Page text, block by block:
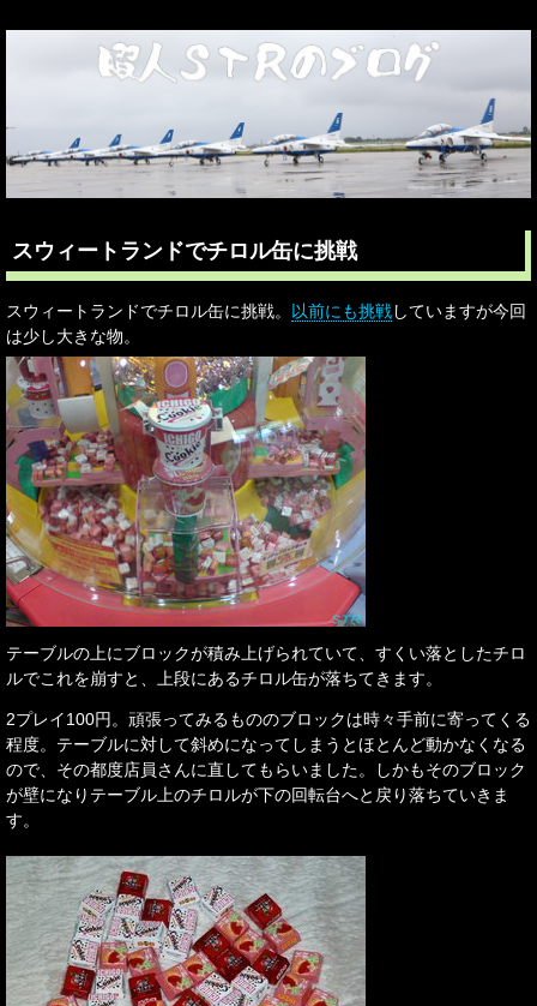
スウィートランドでチロル缶に挑戦
スウィートランドでチロル缶に挑戦。 以前にも挑戦していますが今回
は少し大きな物。
テーブルの上にブロックが積み上げられていて、すくい落としたチロ
ルでこれを崩すと、上段にあるチロル缶が落ちてきます。
2プレイ100円。頑張ってみるもののブロックは時々手前に寄ってくる
程度。テーブルに対して斜めになってしまうとほとんど動かなくなる
ので、その都度店員さんに直してもらいました。しかもそのブロック
が壁になりテーブル上のチロルが下の回転台へと戻り落ちていきま
す。